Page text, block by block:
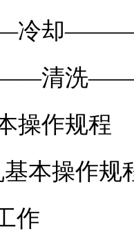
冷却———
清洗
作规程
本操作规
作